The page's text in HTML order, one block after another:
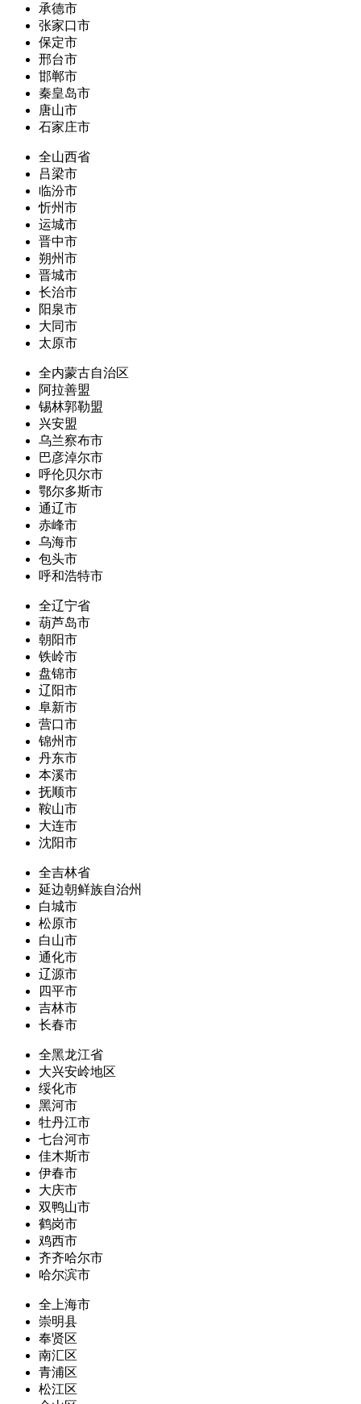
承德市
张家口市
保定市
邢台市
邯郸市
秦皇岛市
唐山市
石家庄市
全山西省
吕梁市
临汾市
忻州市
运城市
晋中市
朔州市
晋城市
长治市
阳泉市
大同市
太原市
全内蒙古自治区
阿拉善盟
锡林郭勒盟
兴安盟
乌兰察布市
巴彦淖尔市
呼伦贝尔市
鄂尔多斯市
通辽市
赤峰市
乌海市
包头市
呼和浩特市
全辽宁省
葫芦岛市
朝阳市
铁岭市
盘锦市
辽阳市
阜新市
营口市
锦州市
丹东市
本溪市
抚顺市
鞍山市
大连市
沈阳市
全吉林省
延边朝鲜族自治州
白城市
松原市
白山市
通化市
辽源市
四平市
吉林市
长春市
全黑龙江省
大兴安岭地区
绥化市
黑河市
牡丹江市
七台河市
佳木斯市
伊春市
大庆市
双鸭山市
鹤岗市
鸡西市
齐齐哈尔市
哈尔滨市
全上海市
崇明县
奉贤区
南汇区
青浦区
松江区